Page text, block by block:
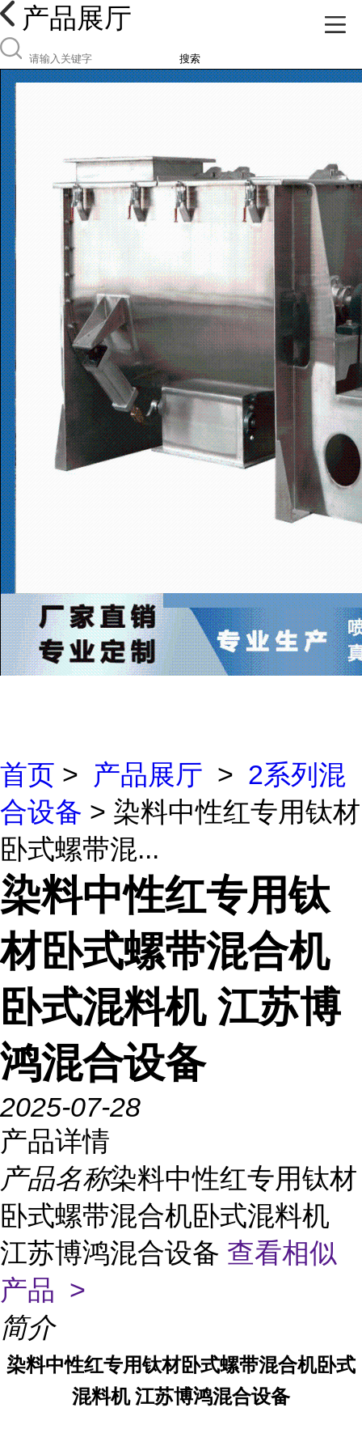
产品展厅
搜索
首页 > 产品展厅 > 2系列混
合设备 > 染料中性红专用钛材
卧式螺带混...
染料中性红专用钛
材卧式螺带混合机
卧式混料机 江苏博
鸿混合设备
2025-07-28
产品详情
产品名称染料中性红专用钛材
卧式螺带混合机卧式混料机
江苏博鸿混合设备 查看相似
产品 >
简介
染料中性红专用钛材卧式螺带混合机卧式
混料机 江苏博鸿混合设备